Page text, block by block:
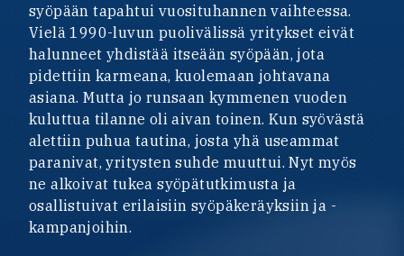
syöpään tapahtui vuosituhannen vaihteessa.
Vielä 1990-luvun puolivälissä yritykset eivät
halunneet yhdistää itseään syöpään, jota
pidettiin karmeana, kuolemaan johtavana
asiana. Mutta jo runsaan kymmenen vuoden
kuluttua tilanne oli aivan toinen. Kun syövästä
alettiin puhua tautina, josta yhä useammat
paranivat, yritysten suhde muuttui. Nyt myös
ne alkoivat tukea syöpätutkimusta ja
osallistuivat erilaisiin syöpäkeräyksiin ja -
kampanjoihin.